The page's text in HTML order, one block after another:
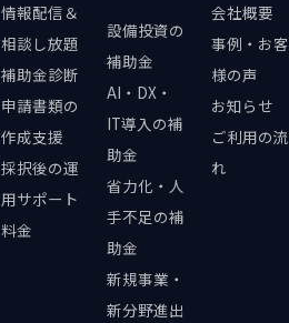
情報配信＆
相談し放題
補助金診断
申請書類の
作成支援
採択後の運
用サポート
料金
設備投資の
補助金
AI・DX・
IT導入の補
助金
省力化・人
手不足の補
助金
新規事業・
新分野進出
会社概要
事例・お客
様の声
お知らせ
ご利用の流
れ